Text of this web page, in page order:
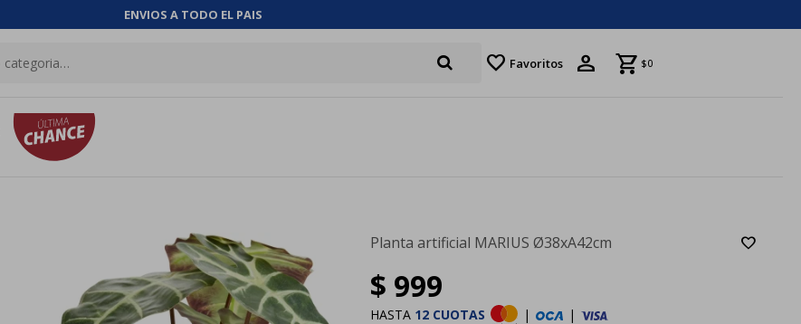
ENVIOS A TODO EL PAIS
favorite Favoritos $0
Planta artificial MARIUS Ø38xA42cm
$ 999
HASTA 12 CUOTAS | |